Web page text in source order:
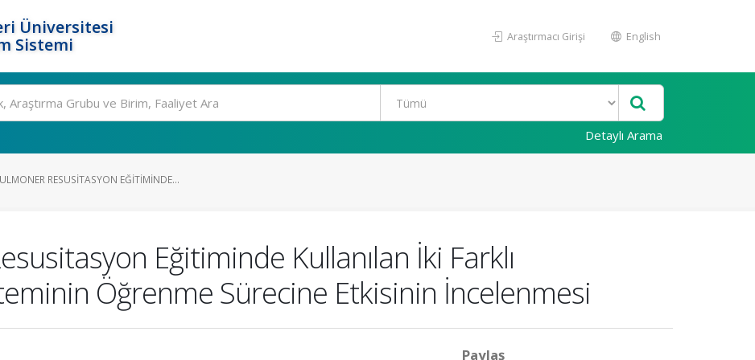
Üniversitesi
Sistemi
Araştırmacı Girişi English
Detaylı Arama
RESUSITASYON EĞITIMINDE...
Eğitiminde Kullanılan İki Farklı
Öğrenme Sürecine Etkisinin İncelenmesi
Paylaş